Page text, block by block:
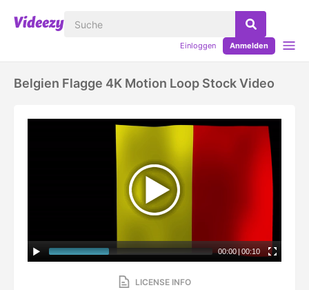
Einloggen Anmelden
Belgien Flagge 4K Motion Loop Stock Video
00:00 | 00:10
LICENSE INFO